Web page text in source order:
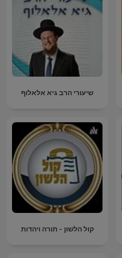
שיעורי הרב גיא אלאלוף
קול הלשון - תורה ויהדות